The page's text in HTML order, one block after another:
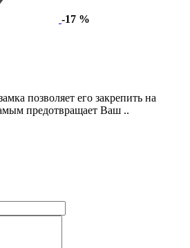
-17 %
позволяет его закрепить на
предотвращает Ваш ..